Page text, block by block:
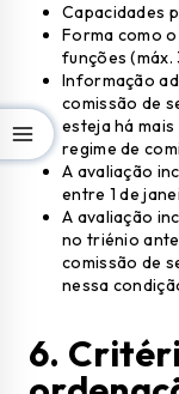
Capacidades
Forma como
funções (máx.
Informação
comissão de
esteja há
regime de
A avaliação
entre 1 de
A avaliação
no triénio
comissão de
nessa
6.